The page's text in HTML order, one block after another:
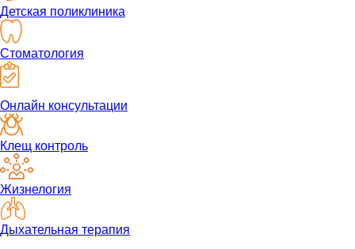
Детская поликлиника
Стоматология
Онлайн консультации
Клещ контроль
Жизнелогия
Дыхательная терапия